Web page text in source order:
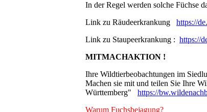
In der Regel werden solche Füchse
Link zu Räudeerkrankung https://
Link zu Staupeerkrankung : https://
MITMACHAKTION !
Ihre Wildtierbeobachtungen im
Machen sie mit und teilen Sie Ihre
Württemberg" https://
Warum Fuchsbejagung?